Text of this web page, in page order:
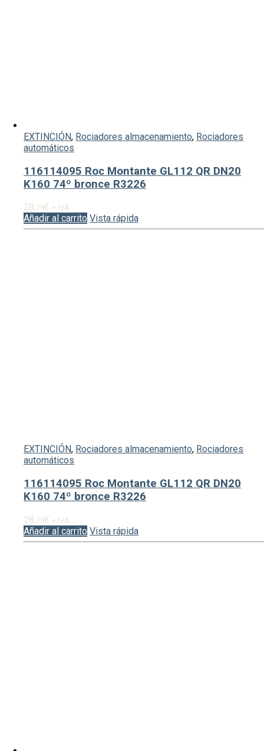
EXTINCIÓN, Rociadores almacenamiento, Rociadores
automáticos
116114095 Roc Montante GL112 QR DN20
K160 74º bronce R3226
28,79€ + IVA
Añadir al carrito Vista rápida
EXTINCIÓN, Rociadores almacenamiento, Rociadores
automáticos
116114095 Roc Montante GL112 QR DN20
K160 74º bronce R3226
28,79€ + IVA
Añadir al carrito Vista rápida